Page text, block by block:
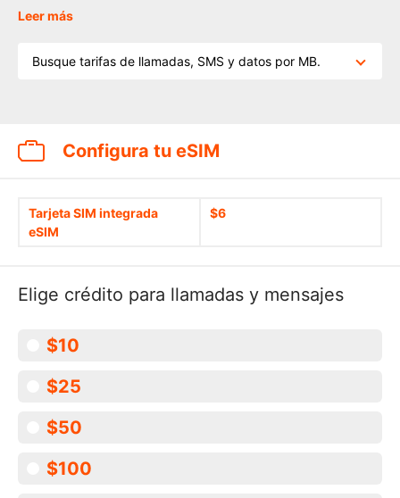
Leer más
Busque tarifas de llamadas, SMS y datos por MB.
Configura tu eSIM
Tarjeta SIM integrada
eSIM
$6
Elige crédito para llamadas y mensajes
$10
$25
$50
$100